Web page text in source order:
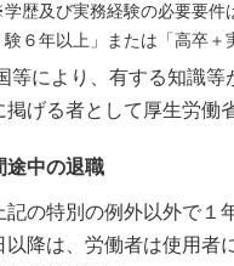
歴及び実務経験の必要要件
験６年以上」または「高卒＋
等により、有する知識等
掲げる者として厚生労働
途中の退職
の特別の例外以外で１
以降は、労働者は使用者